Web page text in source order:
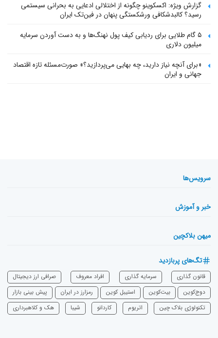
گزارش ویژه: اکسکوینو چگونه از اختلالی ادعایی به بحرانی سیستمی
رسید؟ کالبدشکافی ورشکستگی پنهان در فین‌تک ایران
۵ گام طلایی برای ردیابی کیف پول‌ نهنگ‌ها و به دست آوردن سرمایه
میلیون دلاری
«برای آنچه نیاز دارید، چه بهایی می‌پردازید؟» صورت‌مسئله تازه اقتصاد
جهانی و ایران
سرویس‌ها
خبر و آموزش
میهن بلاکچین
تگ‌های پربازدید
قانون گذاری سرمایه‌ گذاری افراد معروف
صرافی ارز دیجیتال
دوج‌کوین
بیت‌کوین استیبل کوین رمزارز در ایران
پیش بینی بازار
تکنولوژی بلاک چین
اتریوم ‌کاردانو شیبا هک و کلاهبرداری